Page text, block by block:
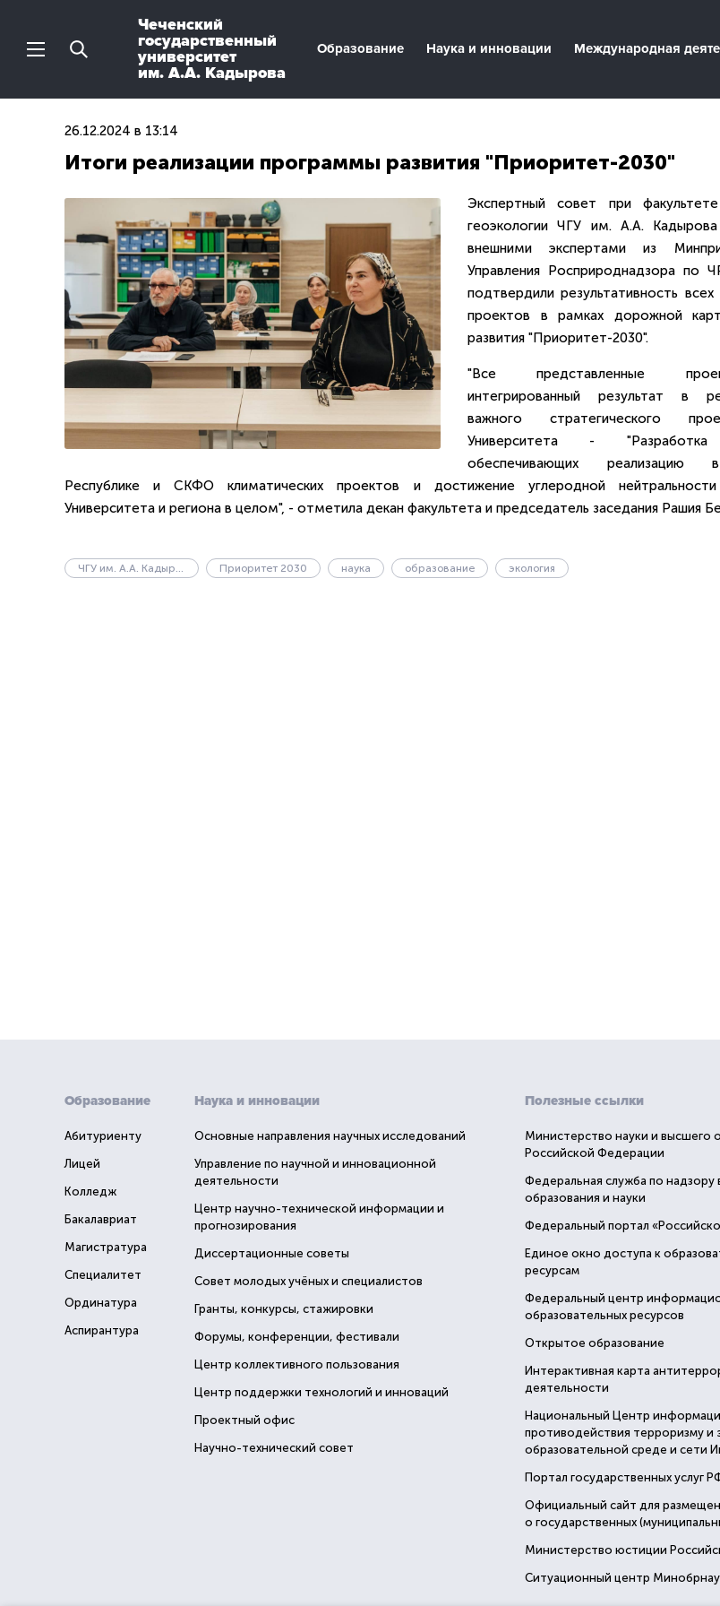
Чеченский
государственный
университет
им. А.А. Кадырова
Образование Наука и инновации Международная
26.12.2024 в 13:14
Итоги реализации программы развития "Приоритет-2030"
Экспертный совет при
геоэкологии ЧГУ им. А.А.
внешними экспертами из
Управления Росприроднадзора по
подтвердили результативность всех
проектов в рамках дорожной
развития "Приоритет-2030".
"Все представленные
интегрированный результат в
важного стратегического
Университета - "Разработка
обеспечивающих реализацию
Республике и СКФО климатических проектов и достижение углеродной нейтральности
Университета и региона в целом", - отметила декан факультета и председатель заседания Рашия
ЧГУ им. А.А. Кадырова Приоритет 2030 наука образование экология
Образование
Абитуриенту
Лицей
Колледж
Бакалавриат
Магистратура
Специалитет
Ординатура
Аспирантура
Наука и инновации
Основные направления научных исследований
Управление по научной и инновационной
деятельности
Центр научно-технической информации и
прогнозирования
Диссертационные советы
Совет молодых учёных и специалистов
Гранты, конкурсы, стажировки
Форумы, конференции, фестивали
Центр коллективного пользования
Центр поддержки технологий и инноваций
Проектный офис
Научно-технический совет
Полезные ссылки
Министерство науки и высшего
Российской Федерации
Федеральная служба по надзору
образования и науки
Федеральный портал
Единое окно доступа к
ресурсам
Федеральный центр
образовательных ресурсов
Открытое образование
Интерактивная карта
деятельности
Национальный Центр
противодействия терроризму и
образовательной среде и сети
Портал государственных услуг
Официальный сайт для
о государственных
Министерство юстиции
Ситуационный центр